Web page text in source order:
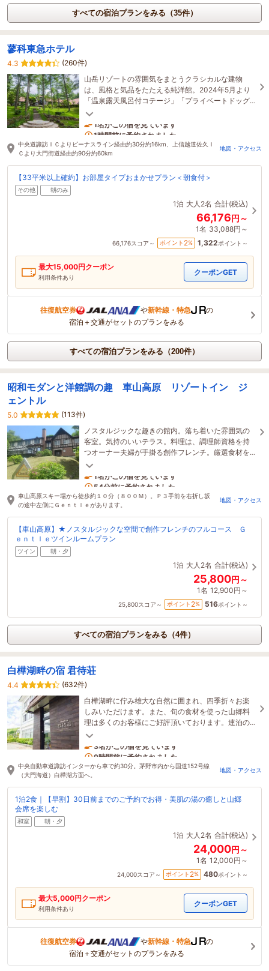
すべての宿泊プランをみる（35件）
蓼科東急ホテル
4.3
(260件)
山岳リゾートの雰囲気をまとうクラシカルな建物
は、風格と気品をたたえる純洋館。2024年5月より
「温泉露天風呂付コテージ」「プライベートドッグ
ラン付ペットコテージ」がリニューアルオープン致
1名がこの宿を見ています
1時間前に予約されました
中央道諏訪ＩＣよりビーナスライン経由約30分約16km、上信越道佐久Ｉ
Ｃより大門街道経由約90分約60km
地図・アクセス
【33平米以上確約】お部屋タイプおまかせプラン＜朝食付＞
その他 朝のみ
1泊 大人2名 合計(税込)
66,176円～
1名 33,088円～
66,176スコア～ ポイント 2% 1,322ポイント～
最大15,000円クーポン
利用条件あり
クーポンGET
往復航空券 や新幹線・特急
の
宿泊＋交通がセットのプランをみる
すべての宿泊プランをみる（200件）
昭和モダンと洋館調の趣 車山高原 リゾートイン ジ
ェントル
5.0
(113件)
ノスタルジックな趣きの館内。落ち着いた雰囲気の
客室。気持のいいテラス。料理は、調理師資格を持
つオーナー夫婦が手掛る創作フレンチ。厳選食材を
和を採り入れたテーブルウェアに添えてお楽しみ頂
1名がこの宿を見ています
54分前に予約されました
車山高原スキー場から徒歩約１０分（８００Ｍ）。Ｐ３手前を右折し坂
の途中左側にＧｅｎｔｌｅがあります。
地図・アクセス
【車山高原】★ノスタルジックな空間で創作フレンチのフルコース Ｇ
ｅｎｔｌｅツインルームプラン
ツイン 朝・夕
1泊 大人2名 合計(税込)
25,800円～
1名 12,900円～
25,800スコア～ ポイント 2% 516ポイント～
すべての宿泊プランをみる（4件）
白樺湖畔の宿 君待荘
4.4
(632件)
白樺湖畔に佇み雄大な自然に囲まれ、四季折々お楽
しみいただけます。また、旬の食材を使った山郷料
理は多くのお客様にご好評頂いております。連泊の
場合は、食事メニューを変更して提供いたします。
3名がこの宿を見ています
9時間前に予約されました
中央自動車道諏訪インターから車で約30分。茅野市内から国道152号線
（大門海道）白樺湖方面へ。
地図・アクセス
1泊2食｜【早割】30日前までのご予約でお得・美肌の湯の癒しと山郷
会席を楽しむ
和室 朝・夕
1泊 大人2名 合計(税込)
24,000円～
1名 12,000円～
24,000スコア～ ポイント 2% 480ポイント～
最大5,000円クーポン
利用条件あり
クーポンGET
往復航空券 や新幹線・特急
の
宿泊＋交通がセットのプランをみる